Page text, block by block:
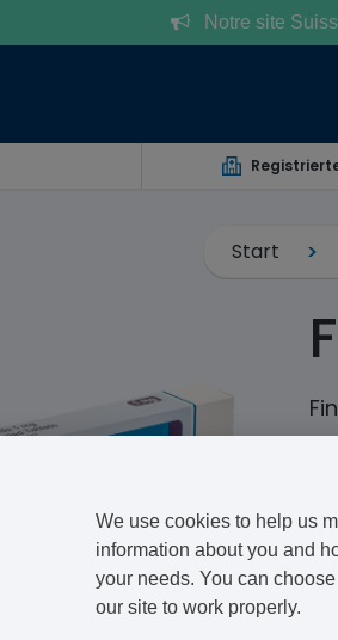
Notre site
Start
We use cookies to help us
information about you and
your needs. You can
our site to work properly.